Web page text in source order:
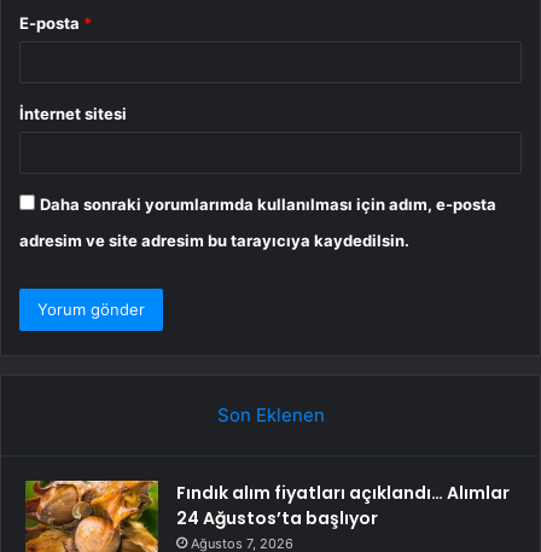
E-posta *
İnternet sitesi
Daha sonraki yorumlarımda kullanılması için adım, e-posta
adresim ve site adresim bu tarayıcıya kaydedilsin.
Son Eklenen
Fındık alım fiyatları açıklandı… Alımlar
24 Ağustos’ta başlıyor
Ağustos 7, 2026